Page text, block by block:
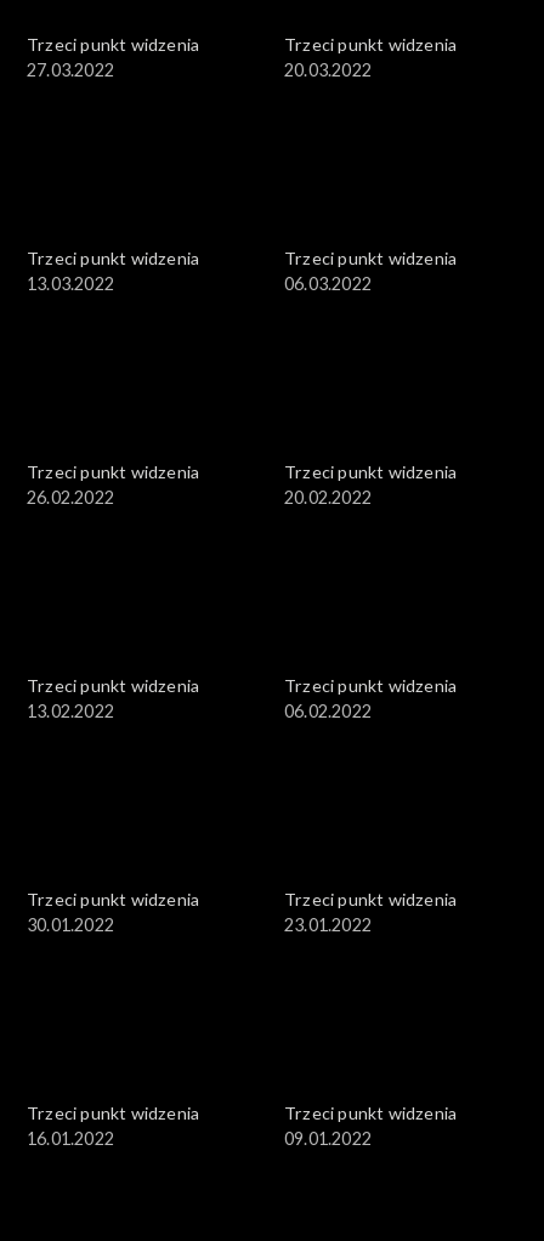
Trzeci punkt widzenia
27.03.2022
Trzeci punkt widzenia
20.03.2022
Trzeci punkt widzenia
13.03.2022
Trzeci punkt widzenia
06.03.2022
Trzeci punkt widzenia
26.02.2022
Trzeci punkt widzenia
20.02.2022
Trzeci punkt widzenia
13.02.2022
Trzeci punkt widzenia
06.02.2022
Trzeci punkt widzenia
30.01.2022
Trzeci punkt widzenia
23.01.2022
Trzeci punkt widzenia
16.01.2022
Trzeci punkt widzenia
09.01.2022